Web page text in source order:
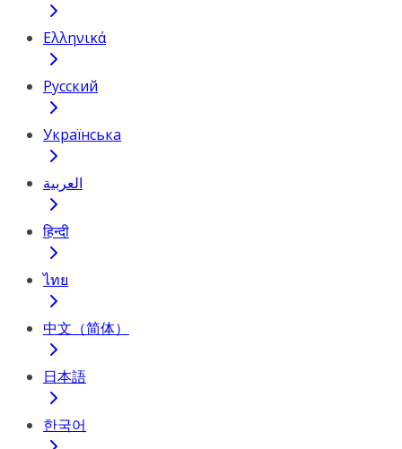
Ελληνικά
Русский
Українська
العربية
हिन्दी
ไทย
中文（简体）
日本語
한국어